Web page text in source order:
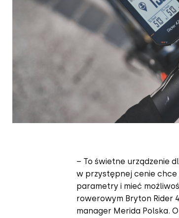
– To świetne urządzenie
w przystępnej cenie
parametry i mieć
rowerowym Bryton Rider
manager Merida Polska.